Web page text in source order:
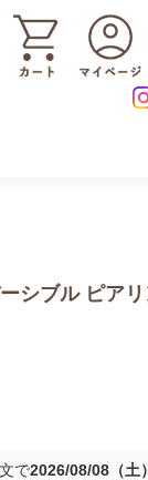
シブル ピア
で2026/08/08（土）